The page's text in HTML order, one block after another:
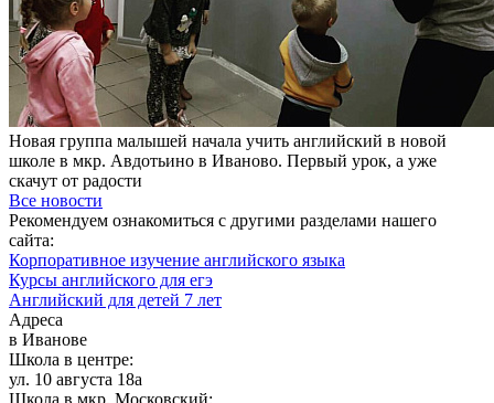
Новая группа малышей начала учить английский в новой
школе в мкр. Авдотьино в Иваново. Первый урок, а уже
скачут от радости
Все новости
Рекомендуем ознакомиться с другими разделами нашего
сайта:
Корпоративное изучение английского языка
Курсы английского для егэ
Английский для детей 7 лет
Адреса
в Иванове
Школа в центре:
ул. 10 августа 18а
Школа в мкр. Московский: